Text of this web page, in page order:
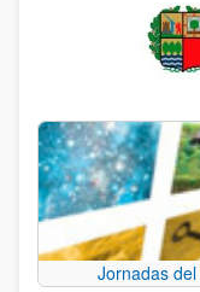
Jornadas